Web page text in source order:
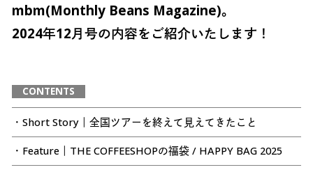
mbm(Monthly Beans Magazine)。
2024年12月号の内容をご紹介いたします！
CONTENTS
・Short Story｜全国ツアーを終えて見えてきたこと
・Feature｜THE COFFEESHOPの福袋 / HAPPY BAG 2025